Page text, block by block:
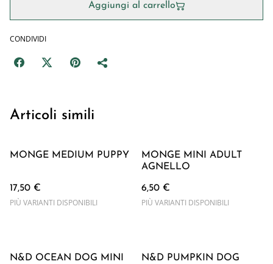
Aggiungi al carrello
CONDIVIDI
Articoli simili
MONGE MEDIUM PUPPY
17,50 €
PIÙ VARIANTI DISPONIBILI
MONGE MINI ADULT
AGNELLO
6,50 €
PIÙ VARIANTI DISPONIBILI
%
N&D OCEAN DOG MINI
%
N&D PUMPKIN DOG